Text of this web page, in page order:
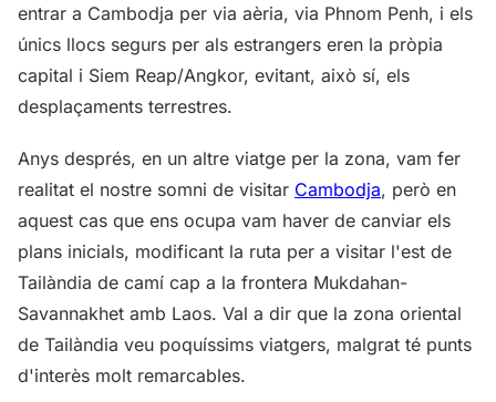
entrar a Cambodja per via aèria, via Phnom Penh, i els
únics llocs segurs per als estrangers eren la pròpia
capital i Siem Reap/Angkor, evitant, això sí, els
desplaçaments terrestres.
Anys després, en un altre viatge per la zona, vam fer
realitat el nostre somni de visitar Cambodja, però en
aquest cas que ens ocupa vam haver de canviar els
plans inicials, modificant la ruta per a visitar l'est de
Tailàndia de camí cap a la frontera Mukdahan-
Savannakhet amb Laos. Val a dir que la zona oriental
de Tailàndia veu poquíssims viatgers, malgrat té punts
d'interès molt remarcables.